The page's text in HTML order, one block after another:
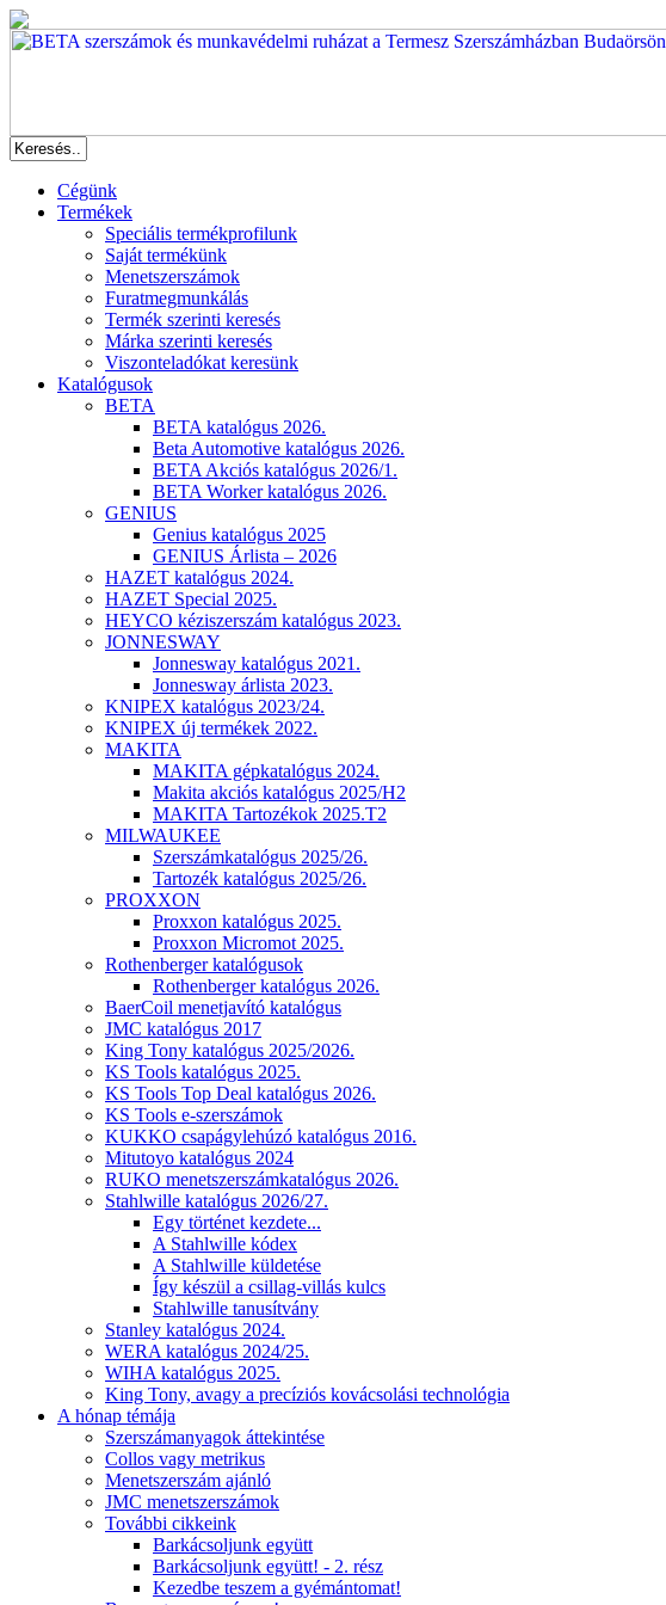
Cégünk
Termékek
Speciális termékprofilunk
Saját termékünk
Menetszerszámok
Furatmegmunkálás
Termék szerinti keresés
Márka szerinti keresés
Viszonteladókat keresünk
Katalógusok
BETA
BETA katalógus 2026.
Beta Automotive katalógus 2026.
BETA Akciós katalógus 2026/1.
BETA Worker katalógus 2026.
GENIUS
Genius katalógus 2025
GENIUS Árlista – 2026
HAZET katalógus 2024.
HAZET Special 2025.
HEYCO kéziszerszám katalógus 2023.
JONNESWAY
Jonnesway katalógus 2021.
Jonnesway árlista 2023.
KNIPEX katalógus 2023/24.
KNIPEX új termékek 2022.
MAKITA
MAKITA gépkatalógus 2024.
Makita akciós katalógus 2025/H2
MAKITA Tartozékok 2025.T2
MILWAUKEE
Szerszámkatalógus 2025/26.
Tartozék katalógus 2025/26.
PROXXON
Proxxon katalógus 2025.
Proxxon Micromot 2025.
Rothenberger katalógusok
Rothenberger katalógus 2026.
BaerCoil menetjavító katalógus
JMC katalógus 2017
King Tony katalógus 2025/2026.
KS Tools katalógus 2025.
KS Tools Top Deal katalógus 2026.
KS Tools e-szerszámok
KUKKO csapágylehúzó katalógus 2016.
Mitutoyo katalógus 2024
RUKO menetszerszámkatalógus 2026.
Stahlwille katalógus 2026/27.
Egy történet kezdete...
A Stahlwille kódex
A Stahlwille küldetése
Így készül a csillag-villás kulcs
Stahlwille tanusítvány
Stanley katalógus 2024.
WERA katalógus 2024/25.
WIHA katalógus 2025.
King Tony, avagy a precíziós kovácsolási technológia
A hónap témája
Szerszámanyagok áttekintése
Collos vagy metrikus
Menetszerszám ajánló
JMC menetszerszámok
További cikkeink
Barkácsoljunk együtt
Barkácsoljunk együtt! - 2. rész
Kezedbe teszem a gyémántomat!